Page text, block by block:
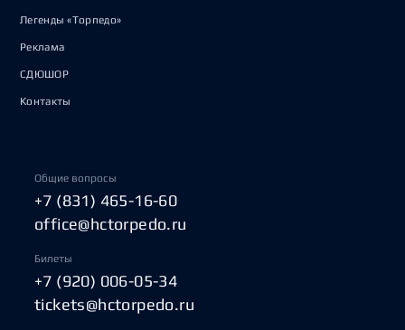
Легенды «Торпедо»
Реклама
СДЮШОР
Контакты
Общие вопросы
+7 (831) 465-16-60
office@hctorpedo.ru
Билеты
+7 (920) 006-05-34
tickets@hctorpedo.ru